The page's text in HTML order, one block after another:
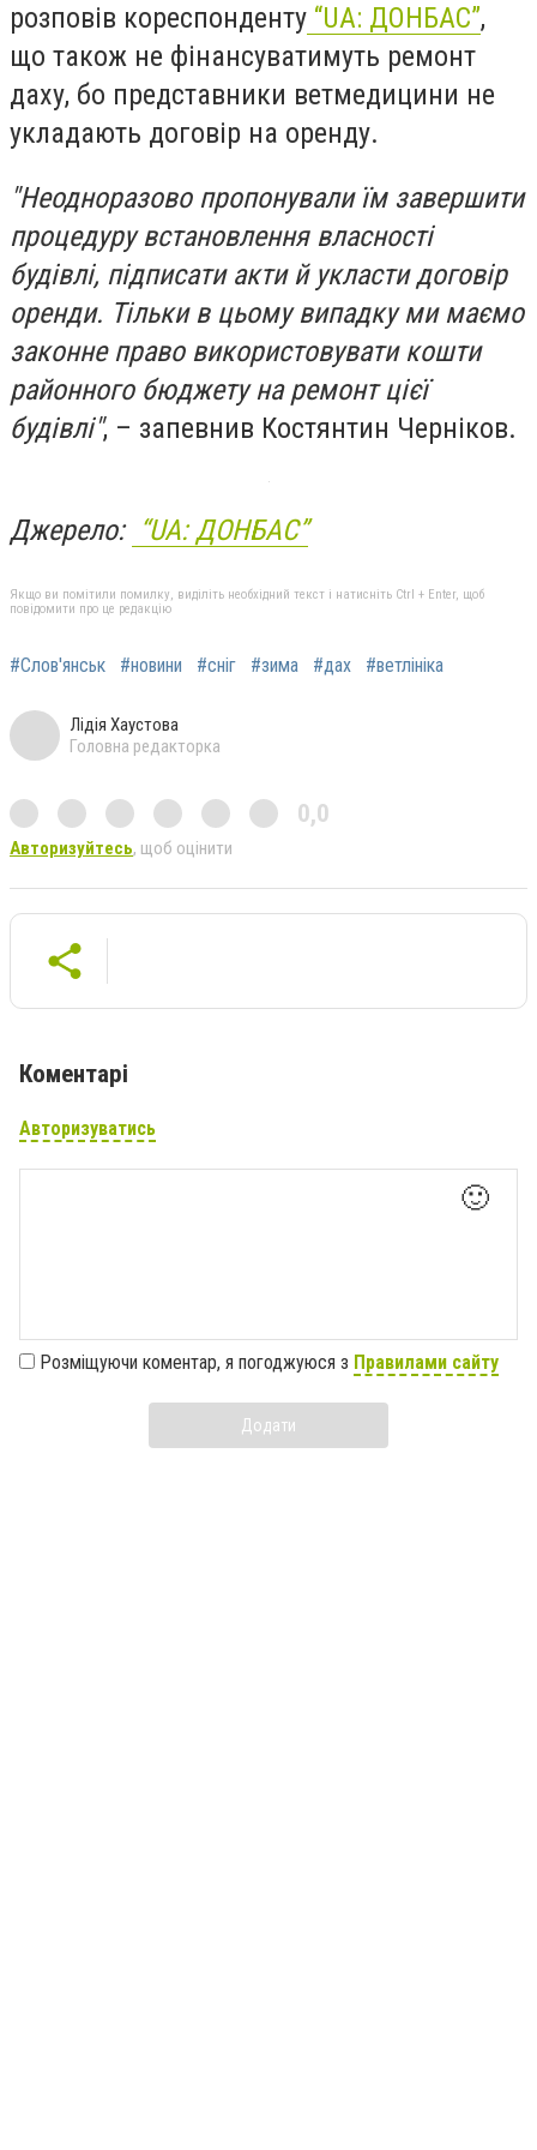
розповів кореспонденту “UA: ДОНБАС”,
що також не фінансуватимуть ремонт
даху, бо представники ветмедицини не
укладають договір на оренду.
"Неодноразово пропонували їм завершити
процедуру встановлення власності
будівлі, підписати акти й укласти договір
оренди. Тільки в цьому випадку ми маємо
законне право використовувати кошти
районного бюджету на ремонт цієї
будівлі", – запевнив Костянтин Черніков.
Джерело: “UA: ДОНБАС”
Якщо ви помітили помилку, виділіть необхідний текст і натисніть Ctrl + Enter, щоб
повідомити про це редакцію
#Слов'янськ #новини #сніг #зима #дах #ветлініка
Лідія Хаустова
Головна редакторка
0,0
Авторизуйтесь, щоб оцінити
Коментарі
Авторизуватись
🙂
Розміщуючи коментар, я погоджуюся з Правилами сайту
Додати